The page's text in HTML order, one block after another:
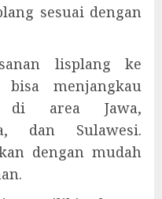
sesuai dengan
lisplang ke
menjangkau
di area Jawa,
dan Sulawesi.
dengan mudah